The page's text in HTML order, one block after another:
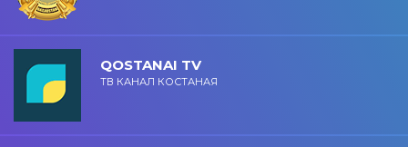
QOSTANAI TV
ТВ КАНАЛ КОСТАНАЯ